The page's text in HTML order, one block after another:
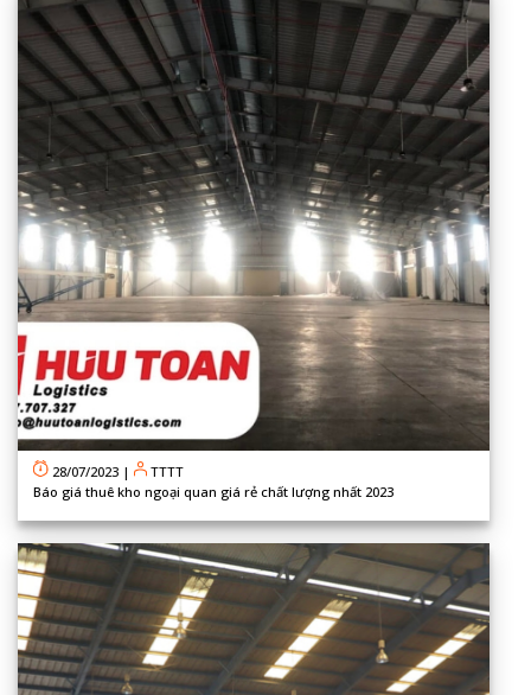
28/07/2023 |
TTTT
Báo giá thuê kho ngoại quan giá rẻ chất lượng nhất 2023